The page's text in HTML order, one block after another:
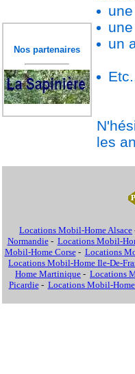
Nos partenaires
un
les
Locations Mobil-Home Alsace
Normandie- Locations Mobil-
Mobil-Home Corse- Locations
Locations Mobil-Home Ile-De-
Home Martinique - Locations
Picardie- Locations Mobil-